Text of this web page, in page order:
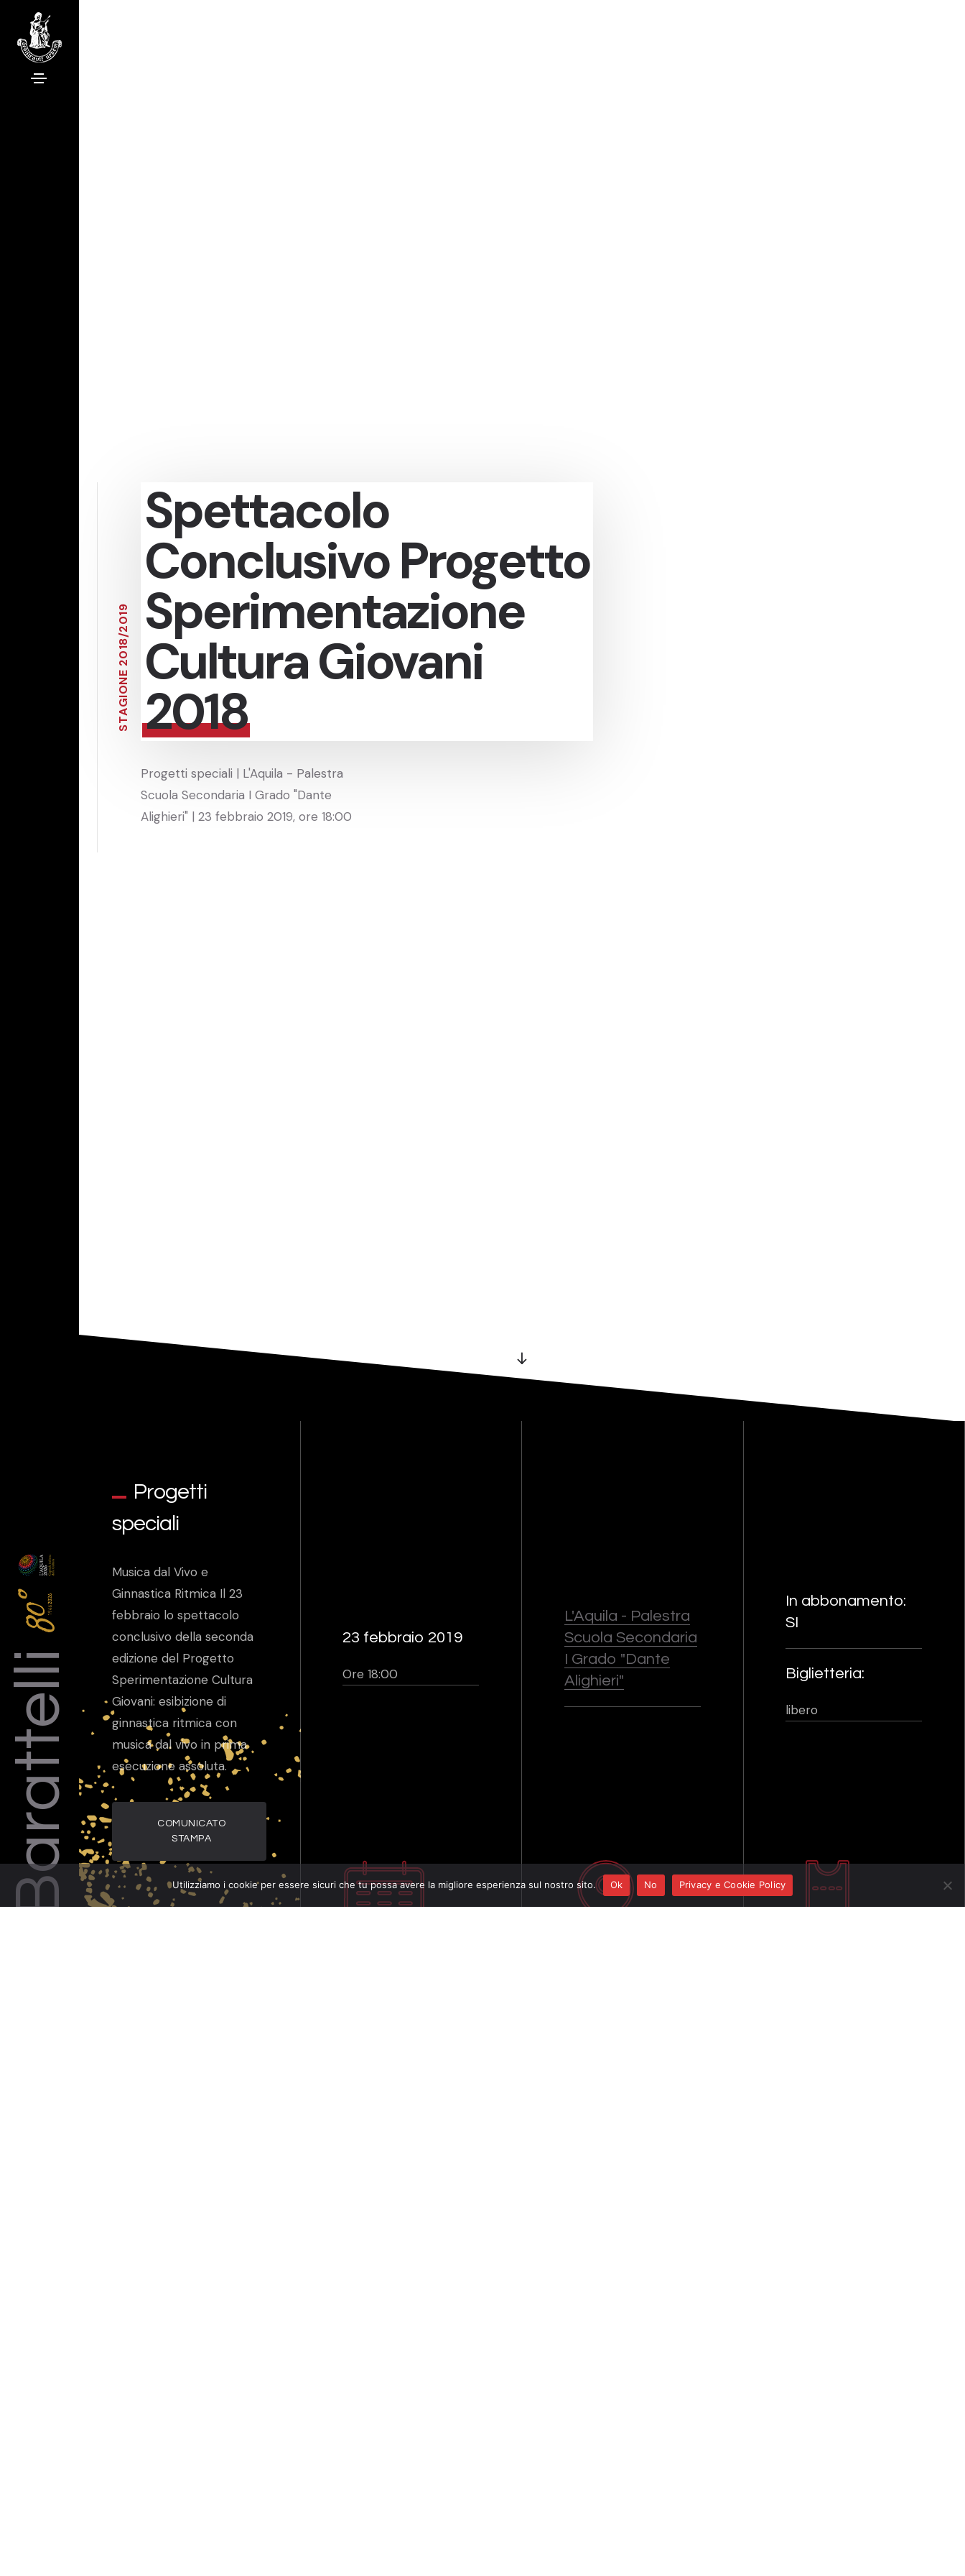
Barattelli
S
T
A
G
I
O
N
E
2
0
1
8
/
2
0
1
9
Spettacolo
Conclusivo Progetto
Sperimentazione
Cultura Giovani
2018
Progetti speciali | L'Aquila - Palestra
Scuola Secondaria I Grado "Dante
Alighieri" | 23 febbraio 2019, ore 18:00
Progetti
speciali
Musica dal Vivo e
Ginnastica Ritmica Il 23
febbraio lo spettacolo
conclusivo della seconda
edizione del Progetto
Sperimentazione Cultura
Giovani: esibizione di
ginnastica ritmica con
musica dal vivo in prima
esecuzione assoluta.
COMUNICATO
STAMPA
23 febbraio 2019
Ore 18:00
L'Aquila - Palestra
Scuola Secondaria
I Grado "Dante
Alighieri"
In abbonamento:
SI
Biglietteria:
libero
Utilizziamo i cookie per essere sicuri che tu possa avere la migliore esperienza sul nostro sito. Ok No Privacy e Cookie Policy